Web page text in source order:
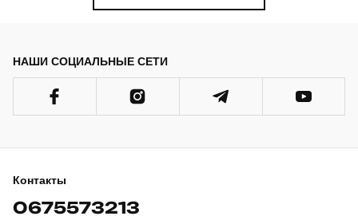
НАШИ СОЦИАЛЬНЫЕ СЕТИ
Контакты
0675573213